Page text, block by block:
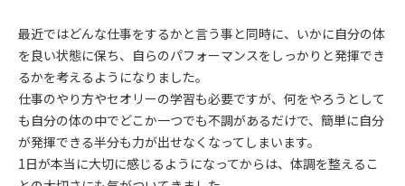
最近ではどんな仕事をするかと言う事と同時に、いかに自分の体
を良い状態に保ち、自らのパフォーマンスをしっかりと発揮でき
るかを考えるようになりました。
仕事のやり方やセオリーの学習も必要ですが、何をやろうとして
も自分の体の中でどこか一つでも不調があるだけで、簡単に自分
が発揮できる半分も力が出せなくなってしまいます。
1日が本当に大切に感じるようになってからは、体調を整えるこ